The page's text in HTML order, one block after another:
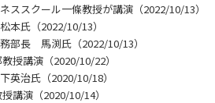
スクール一條教授が講演（2022/10/13）
氏（2022/10/13）
部長 馬渕氏（2022/10/13）
授講演（2020/10/22）
治氏（2020/10/18）
講演（2020/10/14）